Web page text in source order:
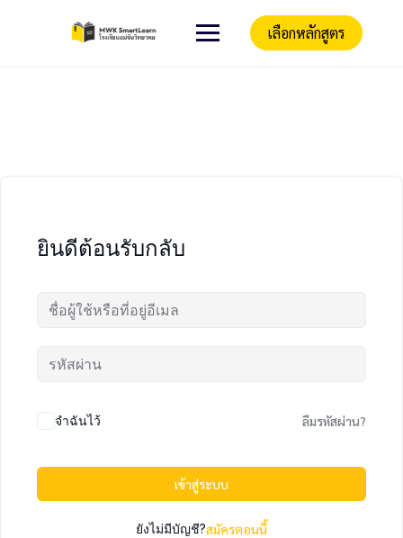
เลือกหลักสูตร
ยินดีต้อนรับกลับ
จำฉันไว้ ลืมรหัสผ่าน?
เข้าสู่ระบบ
ยังไม่มีบัญชี?สมัครตอนนี้